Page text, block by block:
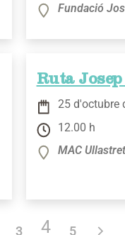
Fundació
Ruta
25 d'octubre
12.00 h
MAC Ullastret
3 4 5